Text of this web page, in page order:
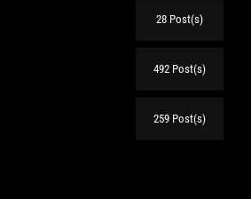
28 Post(s)
492 Post(s)
259 Post(s)